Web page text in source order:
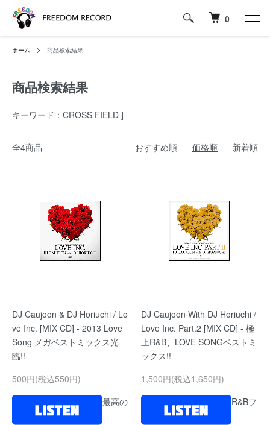
0
ホーム 商品検索結果
商品検索結果
キーワード：CROSS FIELD ]
全4商品 おすすめ順 価格順 新着順
DJ Caujoon & DJ Horiuchi / Lo
ve Inc. [MIX CD] - 2013 Love
Song メガベストミックス光
臨!!
500円(税込550円)
最高の
DJ Caujoon With DJ Horiuchi /
Love Inc. Part.2 [MIX CD] - 極
上R&B、LOVE SONGベストミ
ックス!!
1,500円(税込1,650円)
R&Bフ